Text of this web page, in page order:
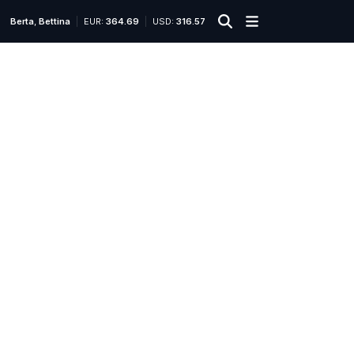
Berta, Bettina EUR: 364.69 USD: 316.57